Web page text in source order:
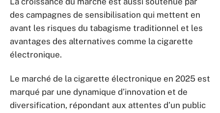
des campagnes de sensibilisation qui mettent en
avant les risques du tabagisme traditionnel et les
avantages des alternatives comme la cigarette
électronique.
Le marché de la cigarette électronique en 2025 est
marqué par une dynamique d’innovation et de
diversification, répondant aux attentes d’un public